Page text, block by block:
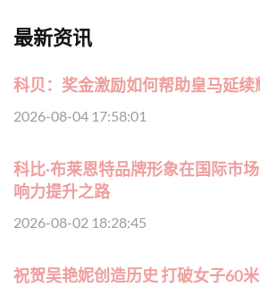
最新资讯
科贝：奖金激励如何帮助皇马延
2026-08-04 17:58:01
科比·布莱恩特品牌形象在国际市
响力提升之路
2026-08-02 18:28:45
祝贺吴艳妮创造历史 打破女子60